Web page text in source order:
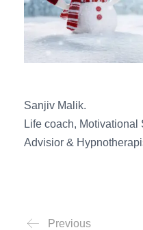
Sanjiv Malik.
Life coach, Motivational
Advisior &
Previous